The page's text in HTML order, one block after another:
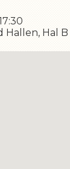
Hallen, Hal B